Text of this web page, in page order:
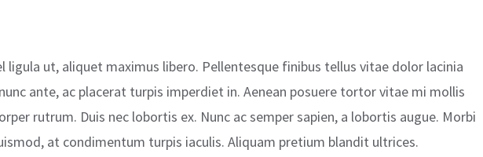
ligula ut, aliquet maximus libero. Pellentesque finibus tellus vitae dolor lacinia
ante, ac placerat turpis imperdiet in. Aenean posuere tortor vitae mi mollis
rutrum. Duis nec lobortis ex. Nunc ac semper sapien, a lobortis augue. Morbi
at condimentum turpis iaculis. Aliquam pretium blandit ultrices.